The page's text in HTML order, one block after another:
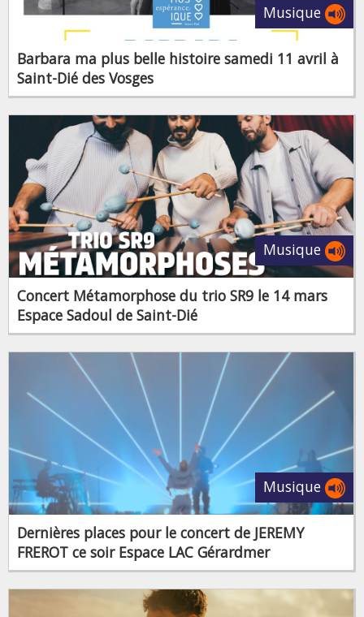
Musique
Barbara ma plus belle histoire samedi 11 avril à
Saint-Dié des Vosges
Musique
Concert Métamorphose du trio SR9 le 14 mars
Espace Sadoul de Saint-Dié
Musique
Dernières places pour le concert de JEREMY
FREROT ce soir Espace LAC Gérardmer